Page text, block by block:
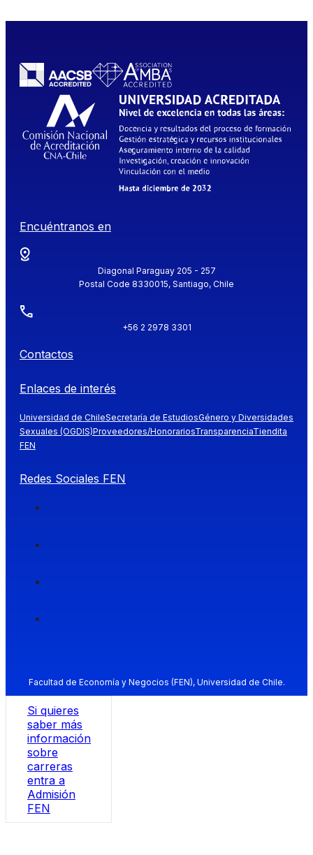
Encuéntranos en
Diagonal Paraguay 205 - 257
Postal Code 8330015, Santiago, Chile
+56 2 2978 3301
Contactos
Enlaces de interés
Universidad de ChileSecretaría de EstudiosGénero y Diversidades
Sexuales (OGDIS)Proveedores/HonorariosTransparenciaTiendita
FEN
Redes Sociales FEN
Facultad de Economía y Negocios (FEN), Universidad de Chile.
Si quieres
saber más
información
sobre
carreras
entra a
Admisión
FEN